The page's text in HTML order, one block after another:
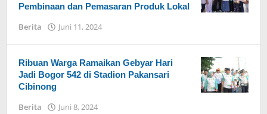
Pembinaan dan Pemasaran Produk Lokal
Berita Juni 11, 2024
Ka
Bogor
Ribuan Warga Ramaikan Gebyar Hari
Jadi Bogor 542 di Stadion Pakansari
Cibinong
Berita Juni 8, 2024